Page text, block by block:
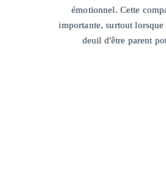
émotionnel. Cette
importante, surtout lorsque
deuil d'être parent